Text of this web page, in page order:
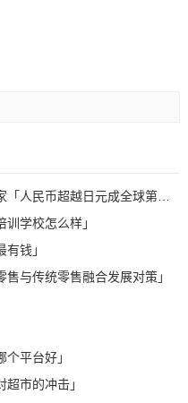
币超越日元成全球第四大货币」
学校怎么样」
钱」
与传统零售融合发展对策」
平台好」
市的冲击」